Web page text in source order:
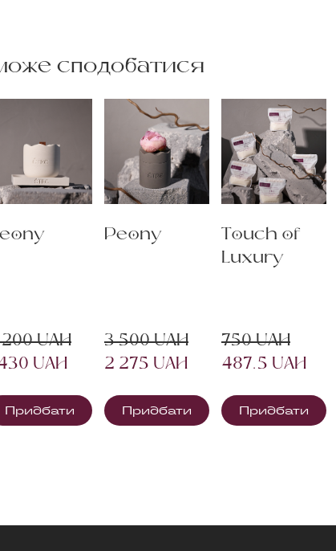
сподобатися
UAH
UAH
Придбати
Peony
3 500 UAH
2 275 UAH
Придбати
Touch of
Luxury
750 UAH
487.5 UAH
Придбати